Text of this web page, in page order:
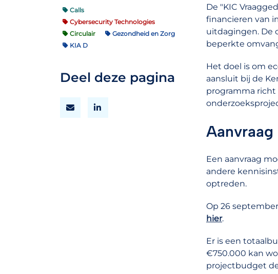
Calls
Cybersecurity Technologies
Circulair
Gezondheid en Zorg
KIA D
Deel deze pagina
De "KIC
financieren van
uitdagingen. De
beperkte
Het doel is om
aansluit bij de
programma richt
Een aanvraag
andere
optreden.
Op 26
hier.
Er is een
€750.000 kan
projectbudget